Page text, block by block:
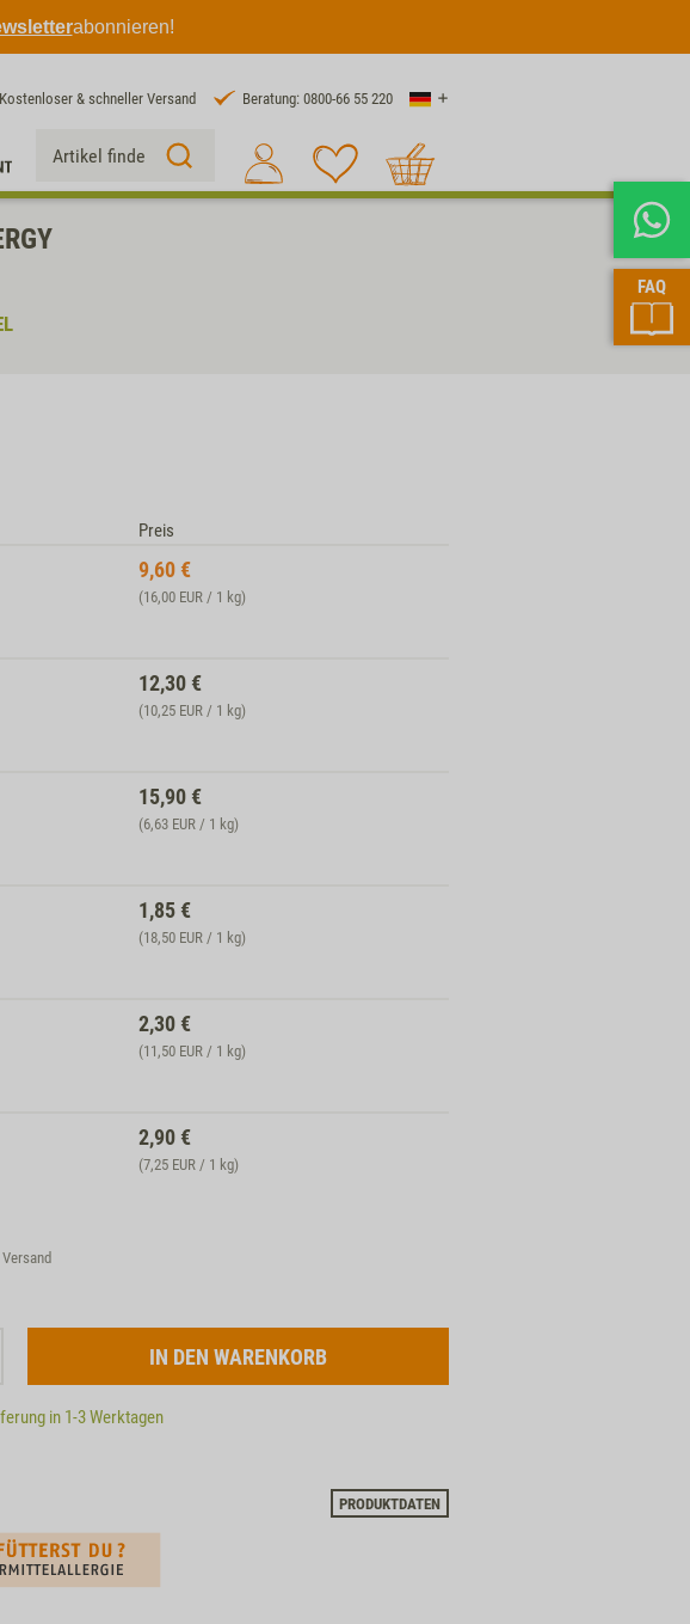
abonnieren!
FAQ
Kostenloser & schneller Versand Beratung: 0800-66 55 220 Land
Suche 1
Preis
9,60€
(16,00 EUR / 1 kg)
12,30 €
(10,25 EUR / 1 kg)
15,90 €
(6,63 EUR / 1 kg)
1,85 €
(18,50 EUR / 1 kg)
2,30 €
(11,50 EUR / 1 kg)
2,90 €
(7,25 EUR / 1 kg)
Versand
in 1-3 Werktagen
PRODUKTDATEN